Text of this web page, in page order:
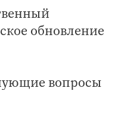
обновление
вопросы